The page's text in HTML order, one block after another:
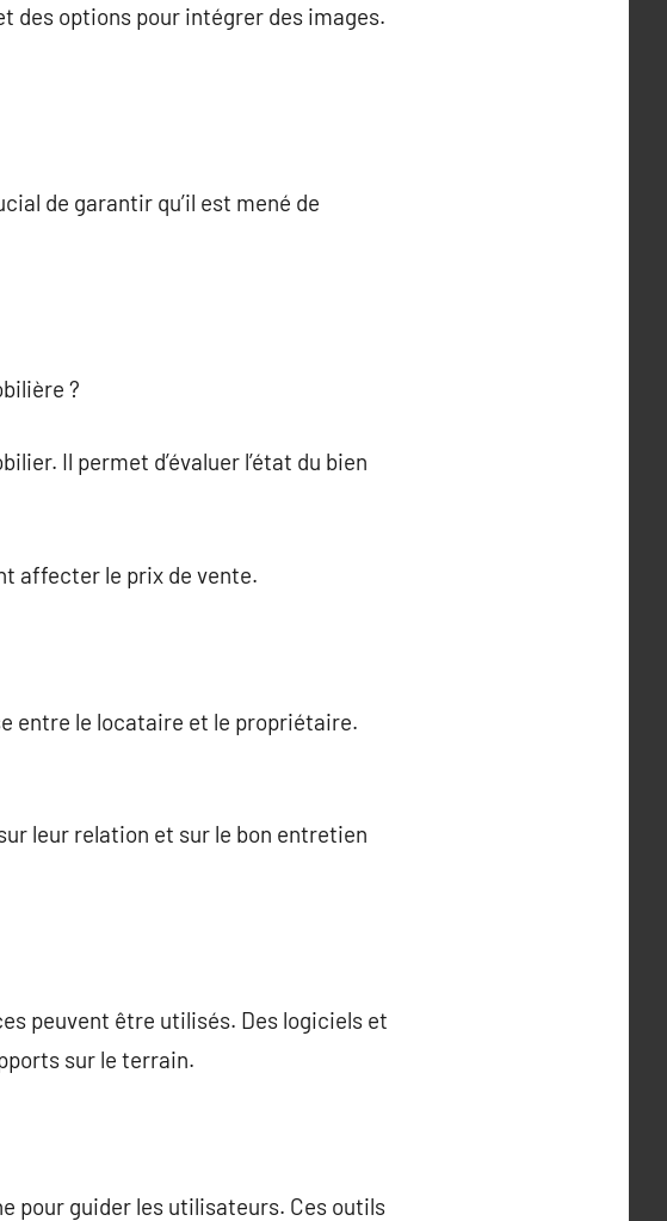
des options pour intégrer des images.
de garantir qu’il est mené de
?
Il permet d’évaluer l’état du bien
affecter le prix de vente.
entre le locataire et le propriétaire.
leur relation et sur le bon entretien
peuvent être utilisés. Des logiciels et
sur le terrain.
pour guider les utilisateurs. Ces outils